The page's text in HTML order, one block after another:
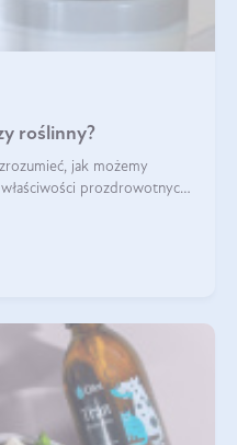
roślinny?
jak możemy
prozdrowotnych,